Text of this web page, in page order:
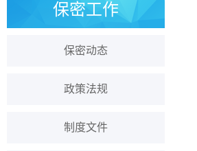
保密工作
保密动态
政策法规
制度文件